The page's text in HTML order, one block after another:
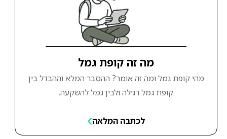
מה זה קופת גמל
מהי קופת גמל ומה זה אומר? ההסבר המלא וההבדל בין
קופת גמל רגילה ולבין גמל להשקעה.
לכתבה המלאה